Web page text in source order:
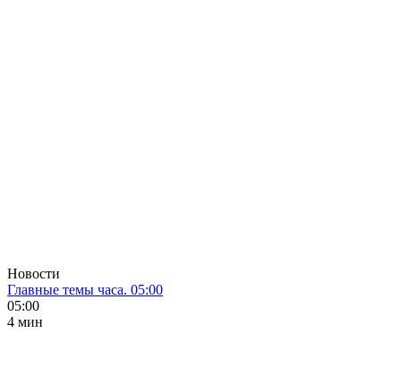
Новости
Главные темы часа. 05:00
05:00
4 мин